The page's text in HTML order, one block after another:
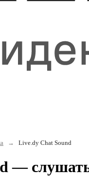
→ Live.dy Chat Sound
—